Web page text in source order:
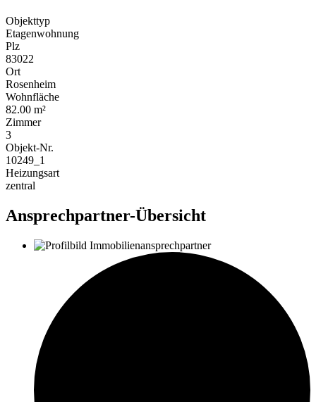
Objekttyp
Etagenwohnung
Plz
83022
Ort
Rosenheim
Wohnfläche
82.00 m²
Zimmer
3
Objekt-Nr.
10249_1
Heizungsart
zentral
Ansprechpartner-Übersicht